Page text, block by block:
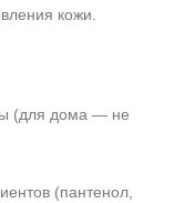
кожи.
(для дома — не
(пантенол,